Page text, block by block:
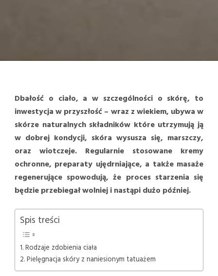
Dbałość o ciało, a w szczególności o skórę, to
inwestycja w przyszłość – wraz z wiekiem, ubywa w
skórze naturalnych składników które utrzymują ją
w dobrej kondycji, skóra wysusza się, marszczy,
oraz wiotczeje. Regularnie stosowane kremy
ochronne, preparaty ujędrniające, a także masaże
regenerujące spowodują, że proces starzenia się
będzie przebiegał wolniej i nastąpi dużo później.
Spis treści
Rodzaje zdobienia ciała
Pielęgnacja skóry z naniesionym tatuażem